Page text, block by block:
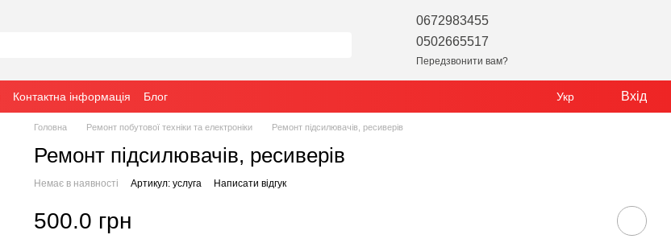
0672983455
0502665517
Передзвонити вам?
Контактна інформація Блог Укр Вхід
Головна Ремонт побутової техніки та електроніки Ремонт підсилювачів, ресиверів
Ремонт підсилювачів, ресиверів
Немає в наявності Артикул: услуга Написати відгук
500.0 грн